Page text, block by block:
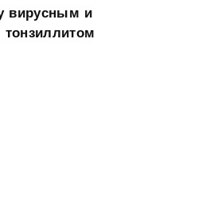
вирусным и